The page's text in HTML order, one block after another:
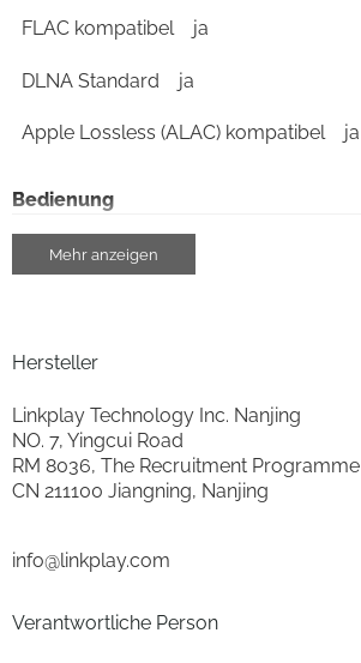
FLAC kompatibel ja
DLNA Standard ja
Apple Lossless (ALAC) kompatibel ja
Bedienung
Amazon Alexa kompatibel
Chromecast (Google Cast)
Funktionserweiterung über Apps
vorbereitet für Multiroom ja
WLAN-Schnittstelle
Bluetooth-Schnittstelle
Mehr anzeigen
Hersteller
Linkplay Technology Inc. Nanjing
NO. 7, Yingcui Road
RM 8036, The Recruitment Programme
CN 211100 Jiangning, Nanjing
info@linkplay.com
Verantwortliche Person